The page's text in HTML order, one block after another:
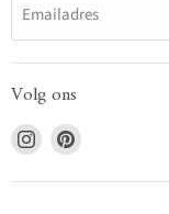
Emailadres
Volg ons
Vind
ons
op
Vind
op